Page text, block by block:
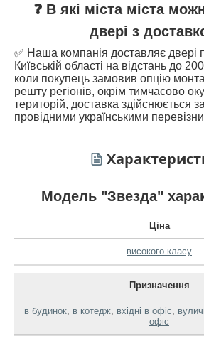
❓ В які міста міста
двері з
✅ Наша компанія доставляє двері
Київській області на відстань до
коли покупець замовив опцію
решту регіонів, окрім тимчасово
територій, доставка здійснюється
провідними українськими
Модель "Звезда"
Ціна
високого класу
Призначення
в будинок, в котедж, вхідні в офіс
офіс